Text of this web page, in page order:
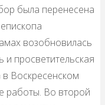
была перенесена
возобновилась
просветительская
в Воскресенском
работы. Во второй